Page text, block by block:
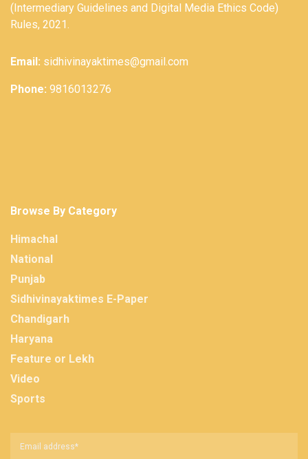
(Intermediary Guidelines and Digital Media Ethics Code)
Rules, 2021.
Email: sidhivinayaktimes@gmail.com
Phone: 9816013276
Browse By Category
Himachal
National
Punjab
Sidhivinayaktimes E-Paper
Chandigarh
Haryana
Feature or Lekh
Video
Sports